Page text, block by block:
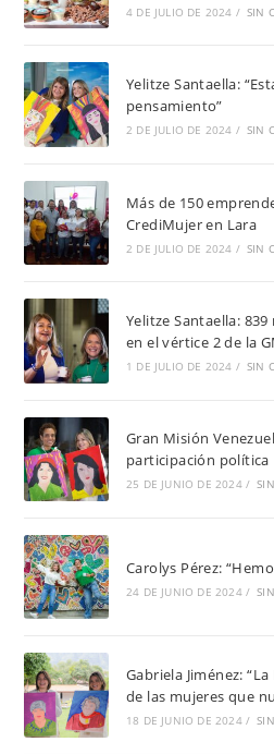
4 DE JULIO DE 2024 / SIN
Yelitze Santaella:
pensamiento”
2 DE JULIO DE 2024 / SIN
Más de 150
CrediMujer en Lara
2 DE JULIO DE 2024 / SIN
Yelitze Santaella:
en el vértice 2 de la
1 DE JULIO DE 2024 / SIN
Gran Misión
participación política
25 DE JUNIO DE 2024 /
Carolys Pérez:
24 DE JUNIO DE 2024 /
Gabriela Jiménez:
de las mujeres que
18 DE JUNIO DE 2024 /